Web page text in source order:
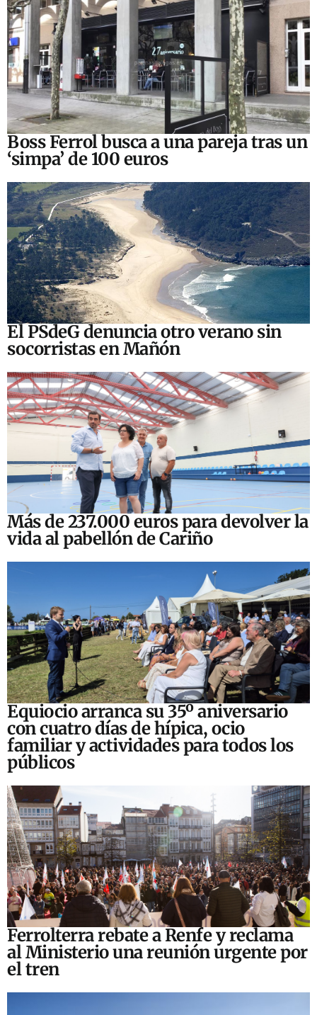
Boss Ferrol busca a una pareja tras un
‘simpa’ de 100 euros
El PSdeG denuncia otro verano sin
socorristas en Mañón
Más de 237.000 euros para devolver la
vida al pabellón de Cariño
Equiocio arranca su 35º aniversario
con cuatro días de hípica, ocio
familiar y actividades para todos los
públicos
Ferrolterra rebate a Renfe y reclama
al Ministerio una reunión urgente por
el tren